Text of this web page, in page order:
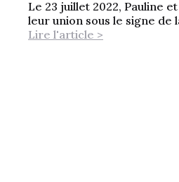
Le 23 juillet 2022, Pauline
leur union sous le signe de
Lire l'article >